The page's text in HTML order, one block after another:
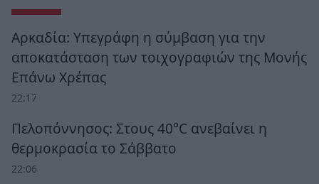
Αρκαδία: Υπεγράφη η σύμβαση για την
αποκατάσταση των τοιχογραφιών της Μονής
Επάνω Χρέπας
22:17
Πελοπόννησος: Στους 40°C ανεβαίνει η
θερμοκρασία το Σάββατο
22:06